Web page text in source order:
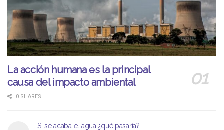
La acción humana es la principal
causa del impacto ambiental
0 SHARES
Si se acaba el agua ¿qué pasaría?